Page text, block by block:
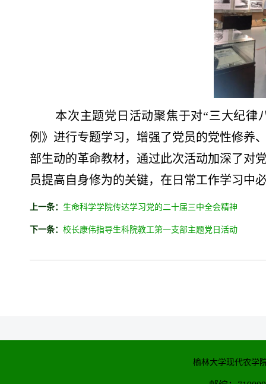
本次主题党日活动聚焦于对“三大纪律
例》进行专题学习，增强了党员的党性修养
部生动的革命教材，通过此次活动加深了对
员提高自身修为的关键，在日常工作学习中
上一条： 生命科学学院传达学习党的二十届三中全会精神
下一条： 校长康伟指导生科院教工第一支部主题党日活动
榆林大学现代农学